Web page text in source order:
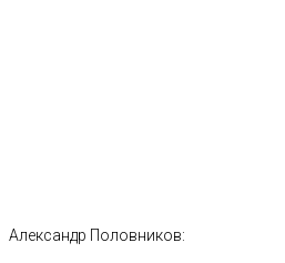
Александр Половников: